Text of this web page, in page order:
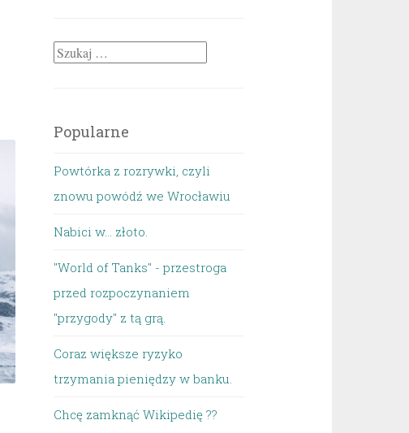
Szukaj:
Popularne
Powtórka z rozrywki, czyli
znowu powódź we Wrocławiu
Nabici w... złoto.
"World of Tanks" - przestroga
przed rozpoczynaniem
"przygody" z tą grą.
Coraz większe ryzyko
trzymania pieniędzy w banku.
Chcę zamknąć Wikipedię ??